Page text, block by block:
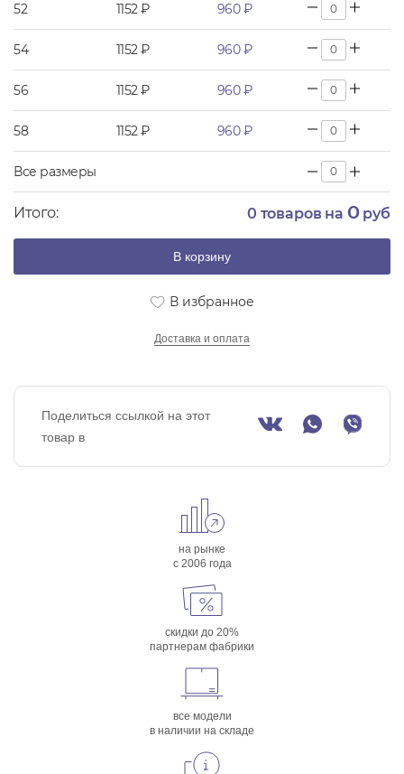
52 1152 ₽ 960 ₽
54 1152 ₽ 960 ₽
56 1152 ₽ 960 ₽
58 1152 ₽ 960 ₽
Все размеры
Итого: 0 товаров на 0руб
В корзину
В избранное
Доставка и оплата
Поделиться ссылкой на этот
товар в
на рынке
с 2006 года
скидки до 20%
партнерам фабрики
все модели
в наличии на складе